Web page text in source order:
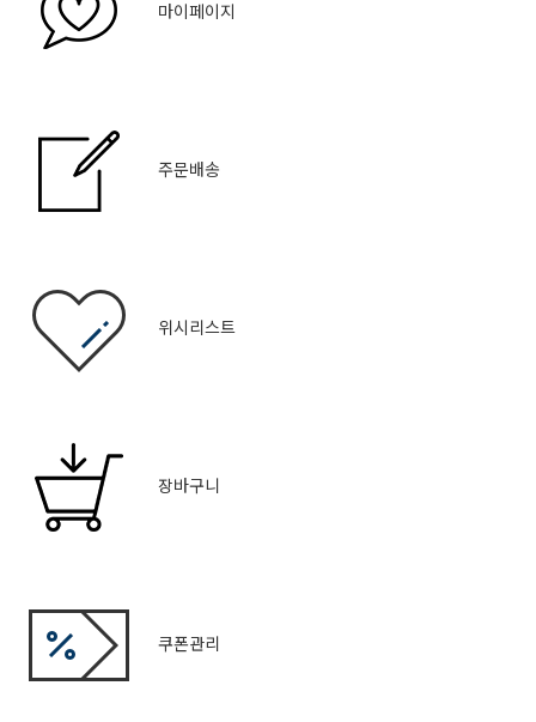
마이페이지
주문배송
위시리스트
장바구니
쿠폰관리